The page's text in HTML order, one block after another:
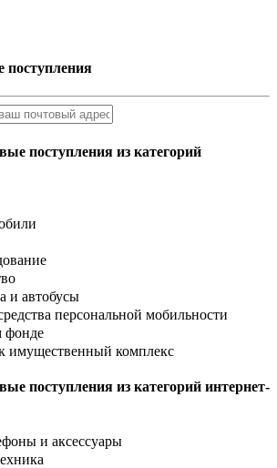
поступления
поступления из категорий
и автобусы
персональной мобильности
фонде
имущественный комплекс
поступления из категорий интернет-
и аксессуары